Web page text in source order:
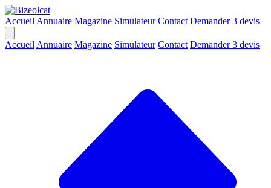
Accueil Annuaire Magazine Simulateur Contact Demander 3 devis
Accueil Annuaire Magazine Simulateur Contact Demander 3 devis